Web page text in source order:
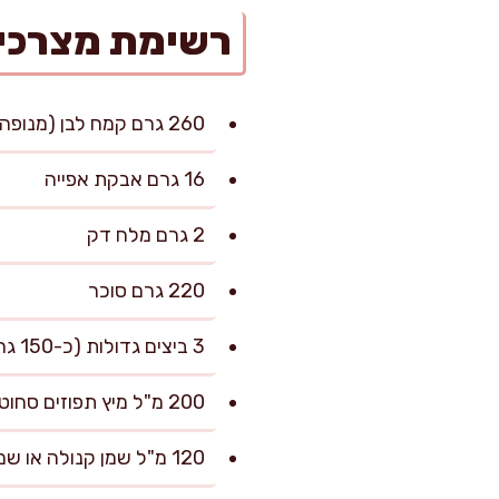
רשימת
260 גרם קמח לבן (מנופה)
16 גרם אבקת אפייה
2 גרם מלח דק
220 גרם סוכר
3 ביצים גדולות (כ-150 גרם נטו ללא קליפה)
200 מ"ל מיץ תפוזים סחוט טרי (מסונן)
120 מ"ל שמן קנולה או שמן חמניות